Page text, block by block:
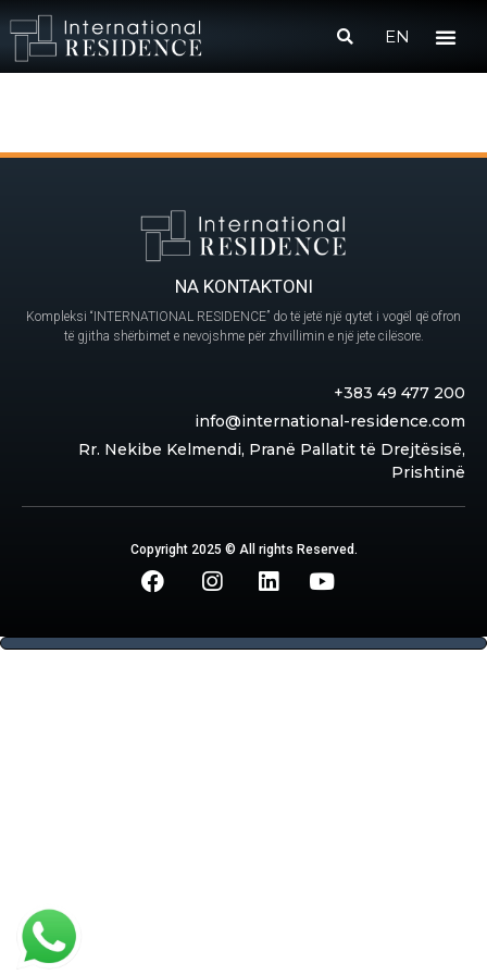
EN
NA KONTAKTONI
Kompleksi “INTERNATIONAL RESIDENCE” do të jetë një qytet i vogël që ofron
të gjitha shërbimet e nevojshme për zhvillimin e një jete cilësore.
+383 49 477 200
info@international-residence.com
Rr. Nekibe Kelmendi, Pranë Pallatit të Drejtësisë,
Prishtinë
Copyright 2025 © All rights Reserved.